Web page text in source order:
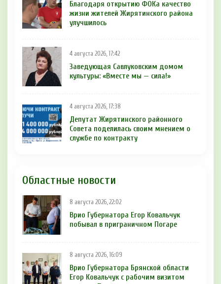
Благодаря открытию ФОКа качество
жизни жителей Жирятинского района
улучшилось
4 августа 2026, 17:42
Заведующая Савлуковским домом
культуры: «Вместе мы — сила!»
4 августа 2026, 17:38
Депутат Жирятинского районного
Совета поделилась своим мнением о
службе по контракту
Областные новости
8 августа 2026, 22:02
Врио Губернатора Егор Ковальчук
побывал в приграничном Погаре
8 августа 2026, 16:09
Врио Губернатора Брянской области
Егор Ковальчук с рабочим визитом